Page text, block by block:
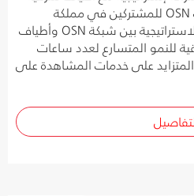
المنزلي لتوزيع محتوى قنوات OSN للمشتركين في مملكة
البحرين. وتأتي هذه الشراكة الاستراتيجية بين شبكة OSN وأطياف
للنمو المتسارع لعدد ساعات
على خدمات المشاهدة على